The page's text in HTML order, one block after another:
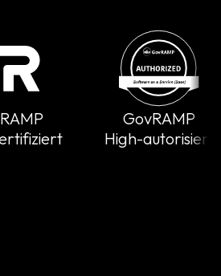
GovRAMP
High-autorisiert